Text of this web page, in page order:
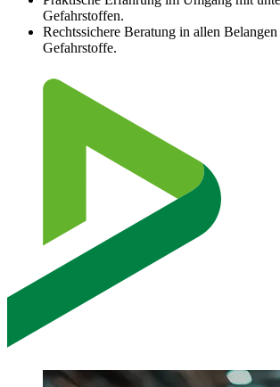
Fachkundig zur Gefährdungsbeurteilung
Gefahrstoffen gem. TRGS 400 und
003 und im Gefahrstoffmanagement,
Im ständigen Austausch mit
Mehrjährig berufserfahren im
Beratungsdienst,
Qualifiziert in benachbarten Fachgebieten
als Gefahrgutbeauftragte).
Gefahrstoffen.
Rechtssichere Beratung in allen
Gefahrstoffe.